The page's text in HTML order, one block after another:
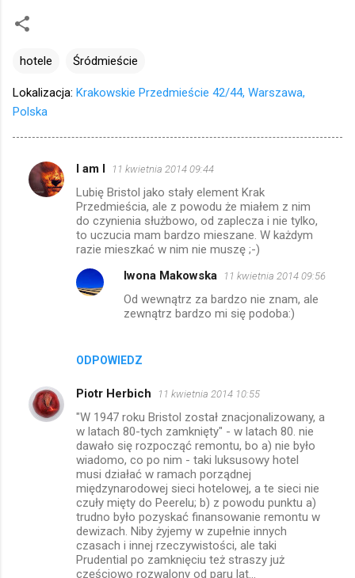
hotele Śródmieście
Lokalizacja: Krakowskie Przedmieście 42/44, Warszawa,
Polska
K
o
I am I 11 kwietnia 2014 09:44
Lubię Bristol jako stały element Krak
Przedmieścia, ale z powodu że miałem z nim
do czynienia służbowo, od zaplecza i nie tylko,
to uczucia mam bardzo mieszane. W każdym
razie mieszkać w nim nie muszę ;-)
ODPOWIEDZ
Iwona Makowska 11 kwietnia 2014 09:56
Od wewnątrz za bardzo nie znam, ale
zewnątrz bardzo mi się podoba:)
Piotr Herbich 11 kwietnia 2014 10:55
"W 1947 roku Bristol został znacjonalizowany, a
w latach 80-tych zamknięty" - w latach 80. nie
dawało się rozpocząć remontu, bo a) nie było
wiadomo, co po nim - taki luksusowy hotel
musi działać w ramach porządnej
międzynarodowej sieci hotelowej, a te sieci nie
czuły mięty do Peerelu; b) z powodu punktu a)
trudno było pozyskać finansowanie remontu w
dewizach. Niby żyjemy w zupełnie innych
czasach i innej rzeczywistości, ale taki
Prudential po zamknięciu też straszy już
częściowo rozwalony od paru lat...